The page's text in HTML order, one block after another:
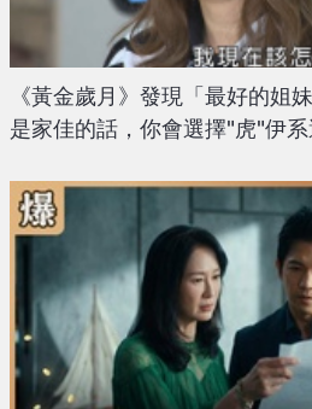
《黃金歲月》發現「最好的姐
是家佳的話，你會選擇"虎"伊